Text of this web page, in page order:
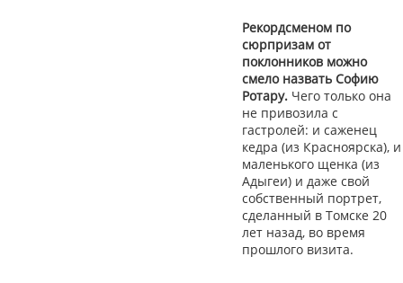
Рекордсменом по
сюрпризам от
поклонников можно
смело назвать Софию
Ротару. Чего только она
не привозила с
гастролей: и саженец
кедра (из Красноярска), и
маленького щенка (из
Адыгеи) и даже свой
собственный портрет,
сделанный в Томске 20
лет назад, во время
прошлого визита.